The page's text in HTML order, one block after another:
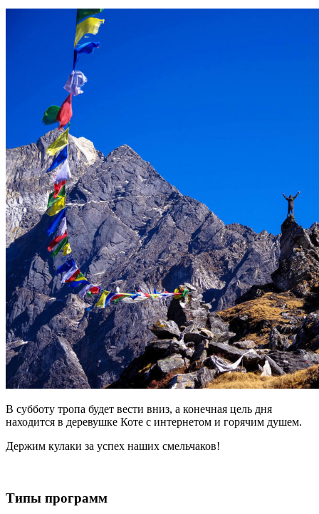
В субботу тропа будет вести вниз, а конечная цель дня
находится в деревушке Коте с интернетом и горячим душем.
Держим кулаки за успех наших смельчаков!
Типы программ